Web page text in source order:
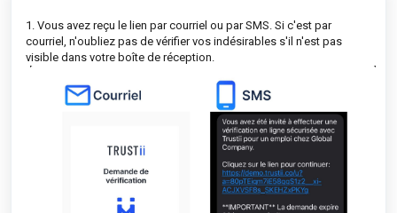
1. Vous avez reçu le lien par courriel ou par SMS. Si c'est par
courriel, n'oubliez pas de vérifier vos indésirables s'il n'est pas
visible dans votre boîte de réception.